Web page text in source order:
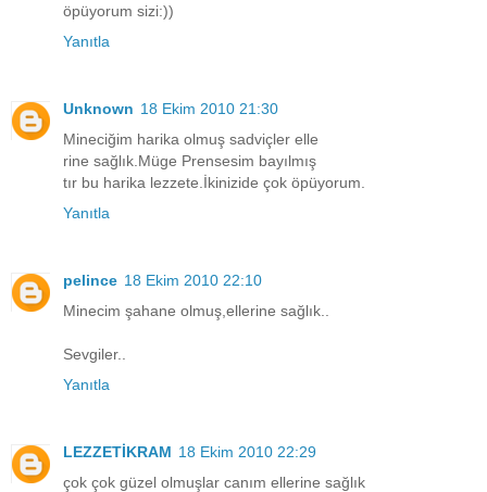
öpüyorum sizi:))
Yanıtla
Unknown 18 Ekim 2010 21:30
Mineciğim harika olmuş sadviçler elle
rine sağlık.Müge Prensesim bayılmış
tır bu harika lezzete.İkinizide çok öpüyorum.
Yanıtla
pelince 18 Ekim 2010 22:10
Minecim şahane olmuş,ellerine sağlık..
Sevgiler..
Yanıtla
LEZZETİKRAM 18 Ekim 2010 22:29
çok çok güzel olmuşlar canım ellerine sağlık